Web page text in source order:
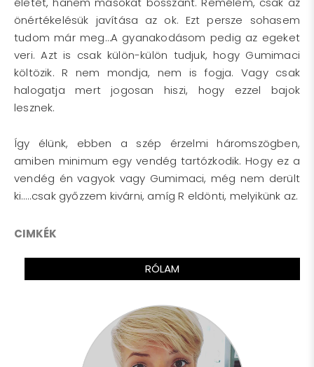
önértékelésük javítása az ok. Ezt persze sohasem
tudom már meg…A gyanakodásom pedig az egeket
veri. Azt is csak külön-külön tudjuk, hogy Gumimaci
költözik. R nem mondja, nem is fogja. Vagy csak
halogatja mert jogosan hiszi, hogy ezzel bajok
lesznek.
Így élünk, ebben a szép érzelmi háromszögben,
amiben minimum egy vendég tartózkodik. Hogy ez a
vendég én vagyok vagy Gumimaci, még nem derült
ki…..csak győzzem kivárni, amíg R eldönti, melyikünk az.
CIMKÉK
RÓLAM